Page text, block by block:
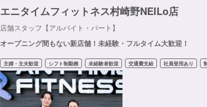
エニタイムフィットネス村崎野NEILo店
店舗スタッフ【アルバイト・パート】
オープニング間もない新店舗！未経験・フルタイム大歓迎！
主婦・主夫歓迎 シフト制勤務 未経験者歓迎 交通費支給 社員登用あり